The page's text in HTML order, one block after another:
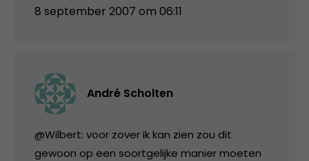
8 september 2007 om 06:11
André Scholten
@Wilbert: voor zover ik kan zien zou dit
gewoon op een soortgelijke manier moeten